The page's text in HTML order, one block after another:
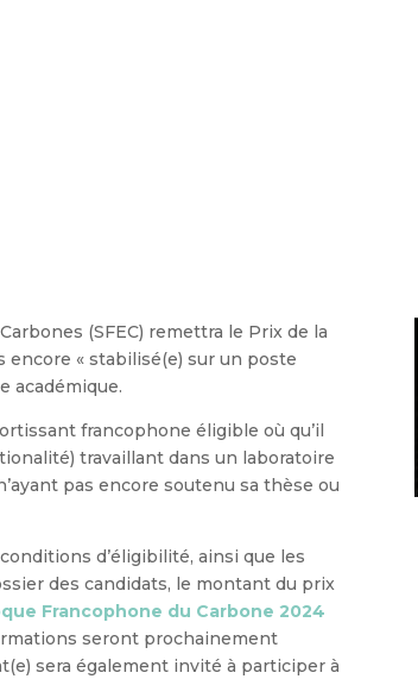
(SFEC) remettra le Prix de la
encore « stabilisé(e) sur un poste
académique.
francophone éligible où qu’il
travaillant dans un laboratoire
pas encore soutenu sa thèse ou
d’éligibilité, ainsi que les
des candidats, le montant du prix
Francophone du Carbone 2024
seront prochainement
sera également invité à participer à